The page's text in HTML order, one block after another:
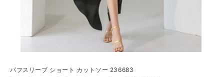
パフスリーブ ショート カットソー 236683